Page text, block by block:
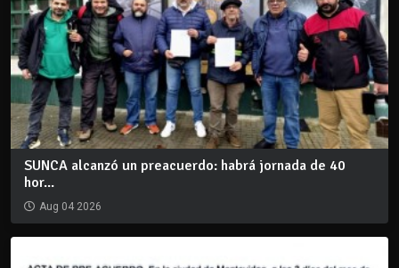
SUNCA alcanzó un preacuerdo: habrá jornada de 40
hor...
Aug 04 2026